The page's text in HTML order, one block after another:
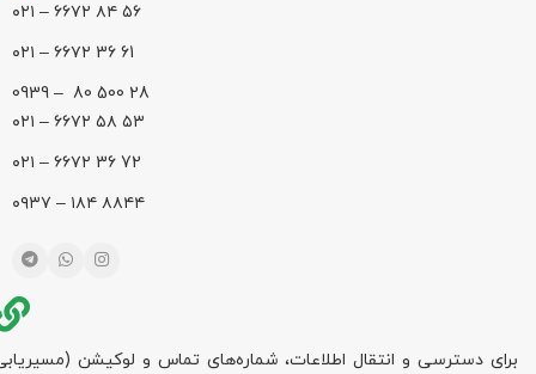
۵۶ ۸۴ ۶۶۷۲ – ۰۲۱
61 36 ۶۶۷۲ – ۰۲۱
28 500 80 – 0939
۵۳ ۵۸ ۶۶۷۲ – ۰۲۱
72 36 ۶۶۷۲ – ۰۲۱
۸۸۴۴ ۱۸۴ – ۰۹۳۷
برای دسترسی و انتقال اطلاعات، شماره‌های تماس و لوکیشن